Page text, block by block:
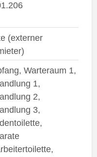
(externer
Warteraum 1,
1,
2,
3,